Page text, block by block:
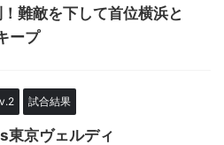
難敵を下して首位横浜と
ープ
試合結果
東京ヴェルディ